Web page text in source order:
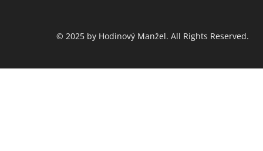
© 2025 by Hodinový Manžel. All Rights Reserved.